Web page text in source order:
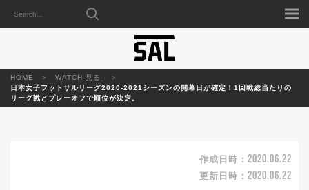
HOME
WATCH-見る-
日本女子フットサルリーグ2020-2021シーズンの開幕日が確定！1回戦総当たりの
リーグ戦とプレーオフで順位が決定。
作成日時： 2020.06.22
更新日時： 2020.06.22